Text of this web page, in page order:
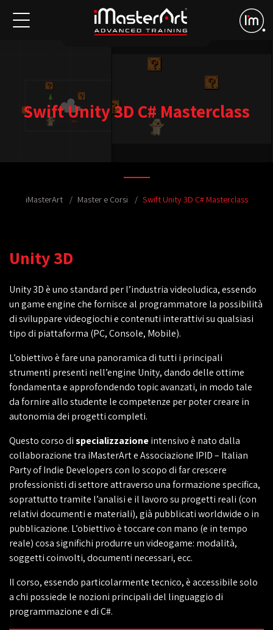
Swift Unity 3D C# Masterclass
iMasterArt Master e Corsi Swift Unity 3D C# Masterclass
Unity 3D
Unity 3D è uno standard per l’industria videoludica, essendo
un game engine che fornisce al programmatore la possibilità
di sviluppare videogiochi e contenuti interattivi su qualsiasi
tipo di piattaforma (PC, Console, Mobile).
L’obiettivo è fare una panoramica di tutti i principali
strumenti presenti nell’engine Unity, dando delle ottime
fondamenta e approfondendo topic avanzati, in modo tale
da fornire allo studente le competenze per poter creare in
autonomia dei progetti completi.
Questo corso dispecializzazioneintensivo è nato dalla
collaborazione tra iMasterArt e Associazione IPID – Italian
Party of Indie Developers con lo scopo di far crescere
professionisti di settore attraverso una formazione specifica,
soprattutto tramite l’analisi e il lavoro su progetti reali (con
relativi documenti e materiali), già pubblicati worldwide o in
pubblicazione. L’obiettivo è toccare con mano (e in tempo
reale) cosa significhi produrre un videogame: modalità,
soggetti coinvolti, documenti necessari, ecc.
Il corso, essendo particolarmente tecnico, è accessibile solo
a chi possiede le nozioni principali del linguaggio di
programmazione e di C#.